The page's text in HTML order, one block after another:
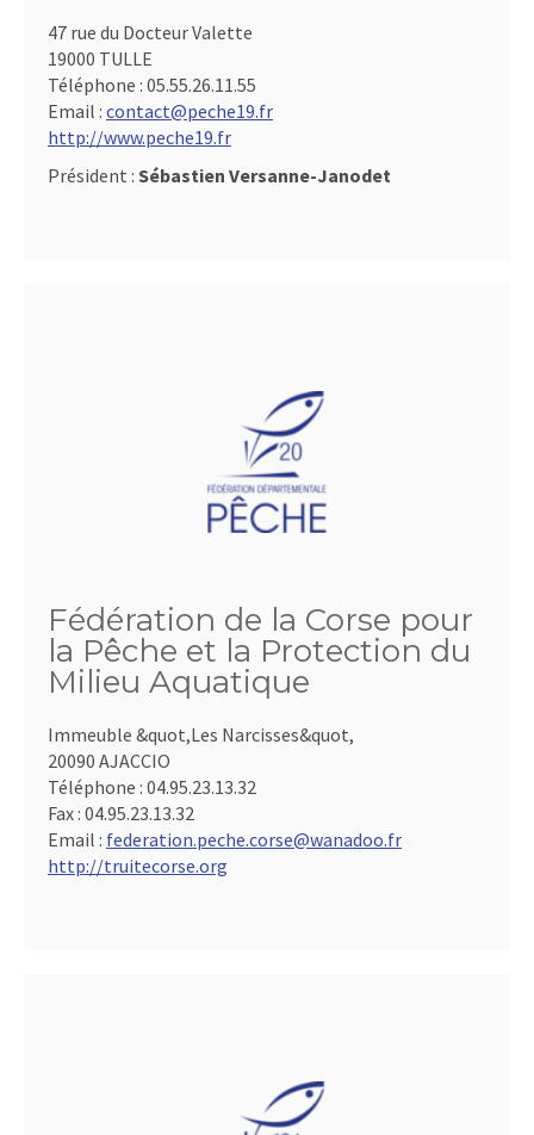
47 rue du Docteur Valette
19000 TULLE
Téléphone : 05.55.26.11.55
Email : contact@peche19.fr
http://www.peche19.fr
Président : Sébastien Versanne-Janodet
Fédération de la Corse pour
la Pêche et la Protection du
Milieu Aquatique
Immeuble &quot,Les Narcisses&quot,
20090 AJACCIO
Téléphone : 04.95.23.13.32
Fax : 04.95.23.13.32
Email : federation.peche.corse@wanadoo.fr
http://truitecorse.org